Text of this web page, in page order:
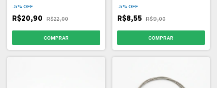
-5% OFF
R$20,90 R$22,00
-5% OFF
R$8,55 R$9,00